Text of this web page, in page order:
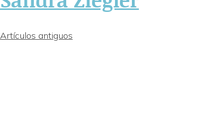
Navegación
Artículos antiguos